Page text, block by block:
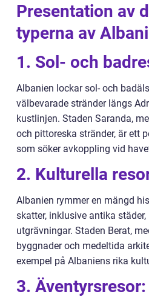
Presentation av
typerna av
1. Sol- och
Albanien lockar sol- och
välbevarade stränder längs
kustlinjen. Staden Saranda,
och pittoreska stränder, är ett
som söker avkoppling vid
2. Kulturella
Albanien rymmer en mängd
skatter, inklusive antika
utgrävningar. Staden Berat,
byggnader och medeltida
exempel på Albaniens rika
3. Äventyrsresor: